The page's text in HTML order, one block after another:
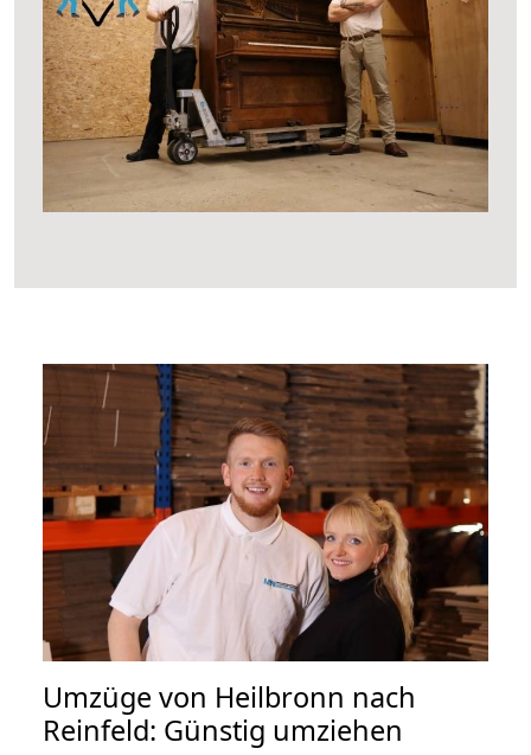
Umzüge von Heilbronn nach
Reinfeld: Günstig umziehen